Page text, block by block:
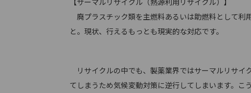
廃プラスチック類を主燃料あるいは助燃料として利
と。現状、行えるもっとも現実的な対応です。
リサイクルの中でも、製薬業界ではサーマルリサイ
てしまうため気候変動対策に逆行してしまいます。こ